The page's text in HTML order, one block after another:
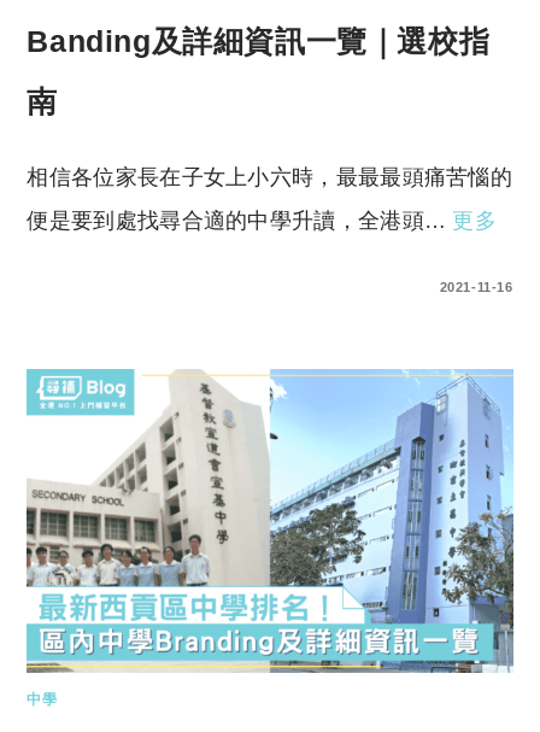
Banding及詳細資訊一覽｜選校指
南
相信各位家長在子女上小六時，最最最頭痛苦惱的
便是要到處找尋合適的中學升讀，全港頭… 更多
2021-11-16
中學